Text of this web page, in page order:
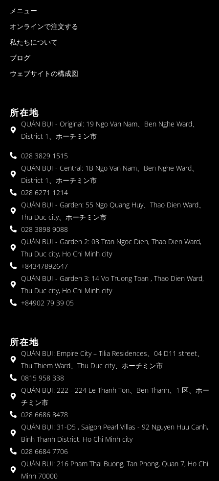
メニュー
オンラインで注文する
私たちについて
ブログ
ウェブサイトの構成図
所在地
QUÁN BỤI - Original: 19 Ngo Van Nam、Ben Nghe Ward、
District 1、ホーチミン市
028 3829 1515
QUÁN BỤI - Central: 1B Ngo Van Nam、Ben Nghe Ward、
District 1、ホーチミン市
028 6271 1214
QUÁN BỤI - Garden: 55 Ngo Quang Huy、Thao Dien Ward、
Thu Duc city、ホーチミン市
028 3898 9088
QUÁN BỤI - Garden 2: 03 Tran Ngoc Dien, Thao Dien Ward,
Thu Duc city, Ho Chi Minh city
+84347892647
QUÁN BỤI - Garden 3: 14 Vo Truong Toan , Thao Dien Ward,
Thu Duc city, Ho Chi Minh city
+84902 79 39 05
所在地
QUÁN BỤI: Empire City – Tilia Residences、04 D11 street、
Thu Thiem Ward、Thu Duc city、ホーチミン市
0815 958 338
QUÁN BỤI: 222 - 224 Le Thanh Ton、Ben Thanh、1 区、ホー
チミン市
028 6686 8478
QUÁN BỤI: 31-D5 , Saigon Pearl Villas - 92 Nguyen Huu Canh,
Binh Thanh District, Ho Chi Minh city
028 6684 7706
QUÁN BỤI: 216 Pham Thai Buong, Tan Phong, Quan 7, Ho Chi
Minh 70000